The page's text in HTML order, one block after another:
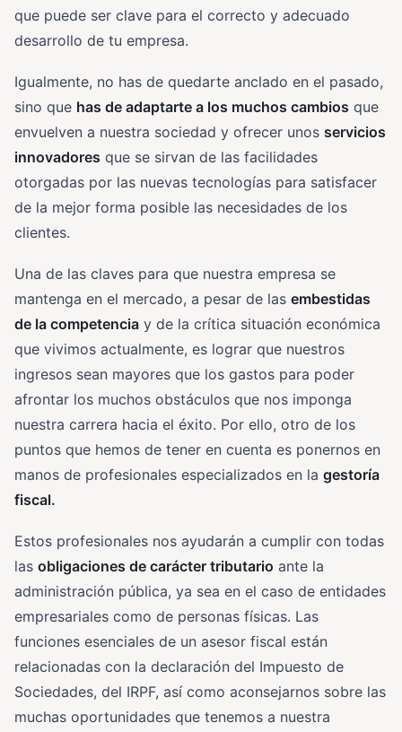
que puede ser clave para el correcto y adecuado
desarrollo de tu empresa.
Igualmente, no has de quedarte anclado en el pasado,
sino que has de adaptarte a los muchos cambios que
envuelven a nuestra sociedad y ofrecer unos servicios
innovadores que se sirvan de las facilidades
otorgadas por las nuevas tecnologías para satisfacer
de la mejor forma posible las necesidades de los
clientes.
Una de las claves para que nuestra empresa se
mantenga en el mercado, a pesar de las embestidas
de la competencia y de la crítica situación económica
que vivimos actualmente, es lograr que nuestros
ingresos sean mayores que los gastos para poder
afrontar los muchos obstáculos que nos imponga
nuestra carrera hacia el éxito. Por ello, otro de los
puntos que hemos de tener en cuenta es ponernos en
manos de profesionales especializados en la gestoría
fiscal.
Estos profesionales nos ayudarán a cumplir con todas
las obligaciones de carácter tributario ante la
administración pública, ya sea en el caso de entidades
empresariales como de personas físicas. Las
funciones esenciales de un asesor fiscal están
relacionadas con la declaración del Impuesto de
Sociedades, del IRPF, así como aconsejarnos sobre las
muchas oportunidades que tenemos a nuestra